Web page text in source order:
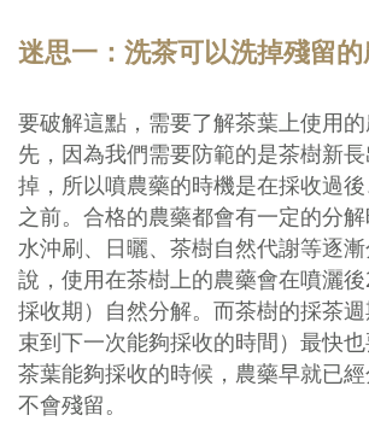
迷思一：洗茶可以洗掉殘留的
要破解這點，需要了解茶葉上使用
先，因為我們需要防範的是茶樹新
掉，所以噴農藥的時機是在採收過
之前。合格的農藥都會有一定的分
水沖刷、日曬、茶樹自然代謝等逐
說，使用在茶樹上的農藥會在噴灑
採收期）自然分解。而茶樹的採茶
束到下一次能夠採收的時間）最快
茶葉能夠採收的時候，農藥早就已
不會殘留。